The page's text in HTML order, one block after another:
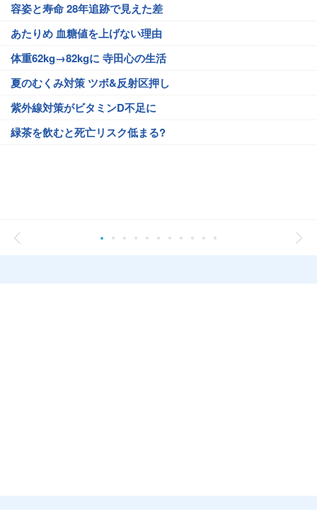
容姿と寿命 28年追跡で見えた差
あたりめ 血糖値を上げない理由
体重62kg→82kgに 寺田心の生活
夏のむくみ対策 ツボ&反射区押し
紫外線対策がビタミンD不足に
緑茶を飲むと死亡リスク低まる?